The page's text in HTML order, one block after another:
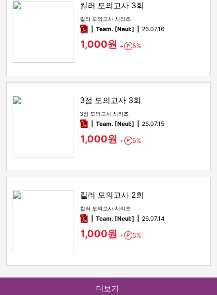
킬러 모의고사 3회
킬러 모의고사 시리즈
pdfTeam. [Neul:] 26.07.16
1,000원 + Point
5%
3점 모의고사 3회
3점 모의고사 시리즈
pdfTeam. [Neul:] 26.07.15
1,000원 + Point
5%
킬러 모의고사 2회
킬러 모의고사 시리즈
pdfTeam. [Neul:] 26.07.14
1,000원 + Point
5%
더보기